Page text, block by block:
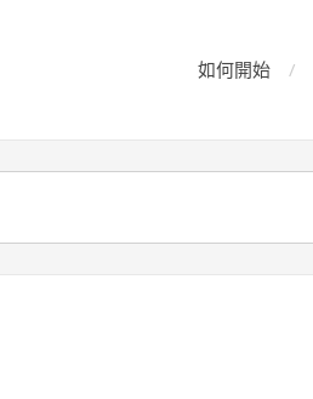
如何開始